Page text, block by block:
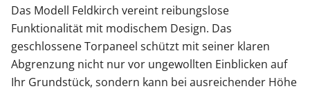
Das Modell Feldkirch vereint reibungslose
Funktionalität mit modischem Design. Das
geschlossene Torpaneel schützt mit seiner klaren
Abgrenzung nicht nur vor ungewollten Einblicken auf
Ihr Grundstück, sondern kann bei ausreichender Höhe